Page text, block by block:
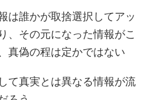
は誰かが取捨選択してアッ
、その元になった情報がこ
真偽の程は定かではない
て真実とは異なる情報が流